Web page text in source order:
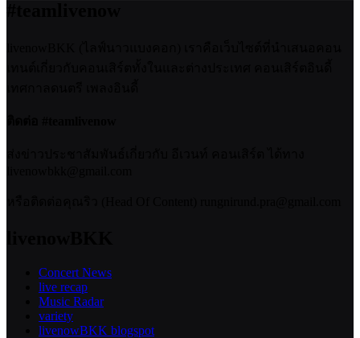
Concert News
live recap
Music Radar
variety
livenowBKK blogspot